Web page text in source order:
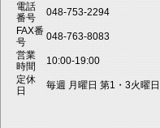
電話
番号
048-753-2294
FAX番
号
048-763-8083
営業
時間
10:00-19:00
定休
日
毎週 月曜日 第1・3火曜日